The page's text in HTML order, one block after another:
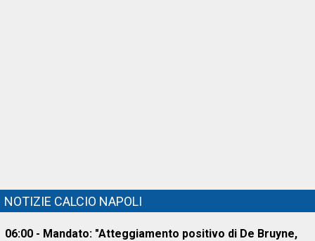
NOTIZIE CALCIO NAPOLI
06:00 - Mandato: "Atteggiamento positivo di De Bruyne,